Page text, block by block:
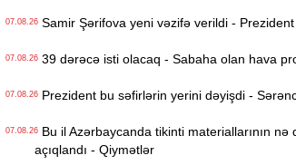
07.08.26Samir Şərifova yeni vəzifə verildi - Prezident
07.08.2639 dərəcə isti olacaq - Sabaha olan hava
07.08.26Prezident bu səfirlərin yerini dəyişdi -
07.08.26Bu il Azərbaycanda tikinti materiallarının nə
açıqlandı - Qiymətlər